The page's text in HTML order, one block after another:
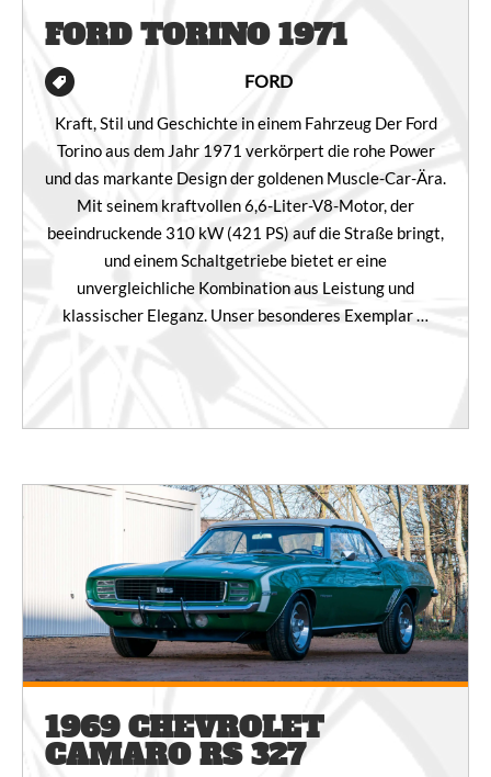
FORD TORINO 1971
FORD
Kraft, Stil und Geschichte in einem Fahrzeug Der Ford
Torino aus dem Jahr 1971 verkörpert die rohe Power
und das markante Design der goldenen Muscle-Car-Ära.
Mit seinem kraftvollen 6,6-Liter-V8-Motor, der
beeindruckende 310 kW (421 PS) auf die Straße bringt,
und einem Schaltgetriebe bietet er eine
unvergleichliche Kombination aus Leistung und
klassischer Eleganz. Unser besonderes Exemplar …
1969 CHEVROLET
CAMARO RS 327